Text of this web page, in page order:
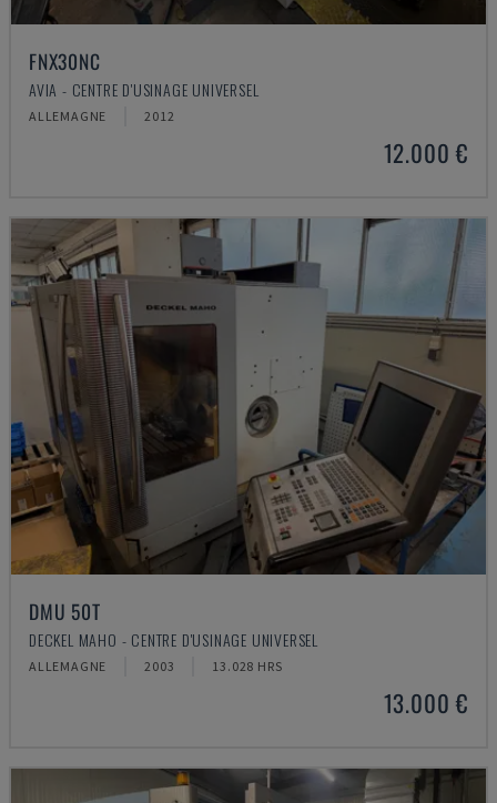
FNX30NC
AVIA - CENTRE D'USINAGE UNIVERSEL
ALLEMAGNE 2012
12.000 €
DMU 50T
DECKEL MAHO - CENTRE D'USINAGE UNIVERSEL
ALLEMAGNE 2003 13.028 HRS
13.000 €